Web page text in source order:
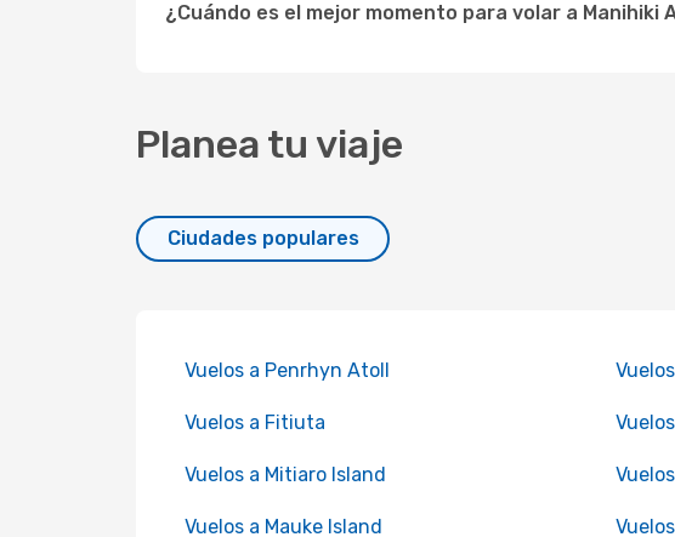
¿Cuándo es el mejor momento para volar a Manihiki
Planea tu viaje
Ciudades populares
Vuelos a Penrhyn Atoll
Vuelos a Fitiuta
Vuelos a Mitiaro Island
Vuelos a Mauke Island